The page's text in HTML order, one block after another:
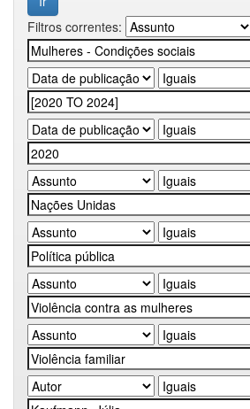
Filtros correntes: